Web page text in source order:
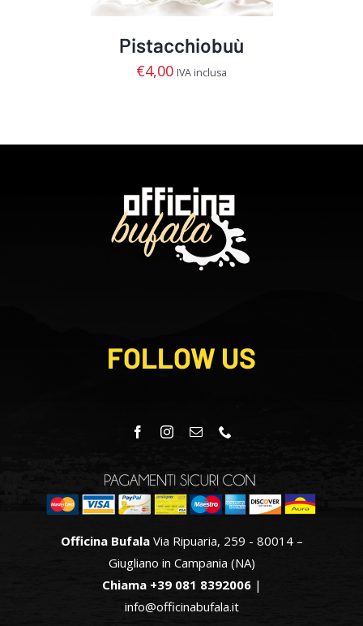
Pistacchiobuù
€4,00 IVA inclusa
FOLLOW US
Officina BufalaVia Ripuaria, 259 - 80014 –
Giugliano in Campania (NA)
Chiama +39 081 8392006|
info@officinabufala.it